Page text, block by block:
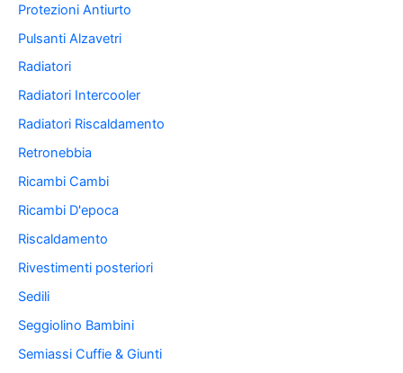
Protezioni Antiurto
Pulsanti Alzavetri
Radiatori
Radiatori Intercooler
Radiatori Riscaldamento
Retronebbia
Ricambi Cambi
Ricambi D'epoca
Riscaldamento
Rivestimenti posteriori
Sedili
Seggiolino Bambini
Semiassi Cuffie & Giunti